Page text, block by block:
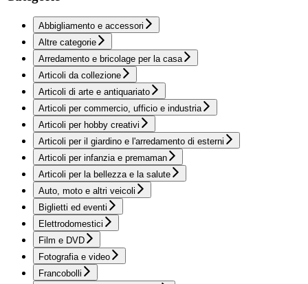
Abbigliamento e accessori
Altre categorie
Arredamento e bricolage per la casa
Articoli da collezione
Articoli di arte e antiquariato
Articoli per commercio, ufficio e industria
Articoli per hobby creativi
Articoli per il giardino e l'arredamento di esterni
Articoli per infanzia e premaman
Articoli per la bellezza e la salute
Auto, moto e altri veicoli
Biglietti ed eventi
Elettrodomestici
Film e DVD
Fotografia e video
Francobolli